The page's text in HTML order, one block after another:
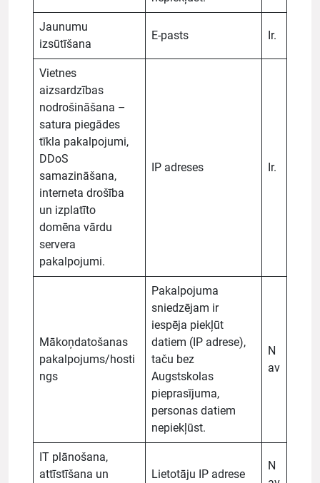
Jaunumu
izsūtīšana
E-pasts Ir.
Vietnes
aizsardzības
nodrošināšana –
satura piegādes
tīkla pakalpojumi,
DDoS
samazināšana,
interneta drošība
un izplatīto
domēna vārdu
servera
pakalpojumi.
IP adreses Ir.
Mākoņdatošanas
pakalpojums/hosti
ngs
Pakalpojuma
sniedzējam ir
iespēja piekļūt
datiem (IP adrese),
taču bez
Augstskolas
pieprasījuma,
personas datiem
nepiekļūst.
N
av
IT plānošana,
attīstīšana un
Lietotāju IP adrese
N